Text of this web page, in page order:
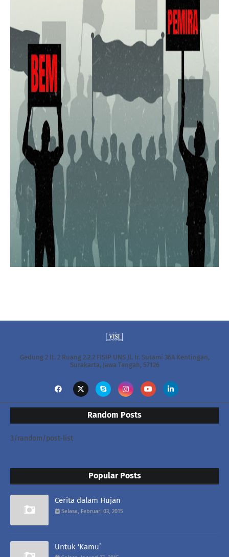
Gedung 2 lt. 2 Ruang 2.2.2 FISIP UNS Jl. Ir. Sutami 36A Kentingan,
Surakarta, Jawa Tengah, 57126
Random Posts
3/random/post-list
Popular Posts
Cerita dalam Hujan
Selasa, Februari 03, 2015
Untuk ‘Kamu’